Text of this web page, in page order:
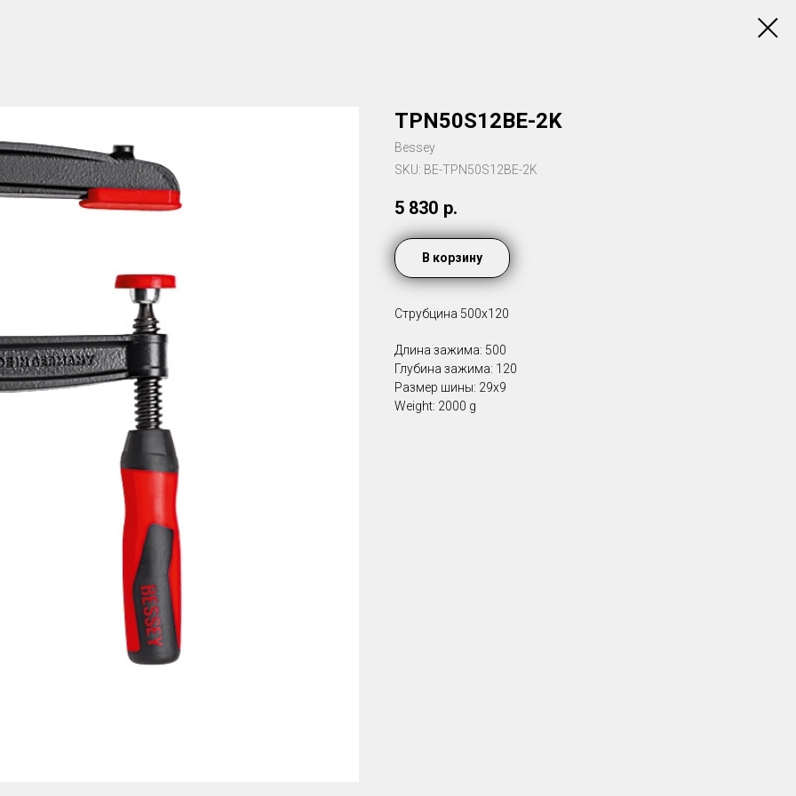
TPN50S12BE-2K
Bessey
SKU: BE-TPN50S12BE-2K
5 830 р.
В корзину
Струбцина 500х120
Длина зажима: 500
Глубина зажима: 120
Размер шины: 29x9
Weight: 2000 g